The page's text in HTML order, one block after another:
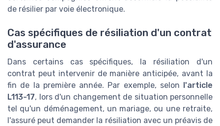
de résilier par voie électronique.
Cas spécifiques de résiliation d'un contrat
d'assurance
Dans certains cas spécifiques, la résiliation d'un
contrat peut intervenir de manière anticipée, avant la
fin de la première année. Par exemple, selon
l'article
L113-17, lors d'un changement de situation personnelle
tel qu'un déménagement, un mariage, ou une retraite,
l'assuré peut demander la résiliation avec un préavis de